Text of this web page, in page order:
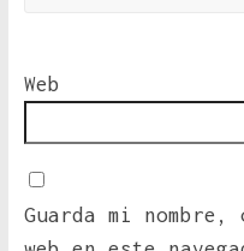
Web
Guarda mi